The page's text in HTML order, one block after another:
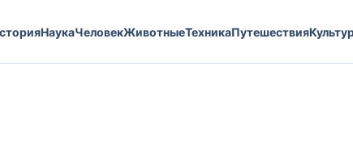
НаукаЧеловекЖивотныеТехникаПутешествия